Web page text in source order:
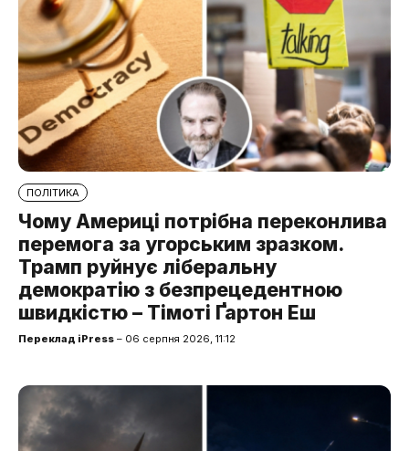
ПОЛІТИКА
Чому Америці потрібна переконлива
перемога за угорським зразком.
Трамп руйнує ліберальну
демократію з безпрецедентною
швидкістю – Тімоті Ґартон Еш
Переклад iPress – 06 серпня 2026, 11:12